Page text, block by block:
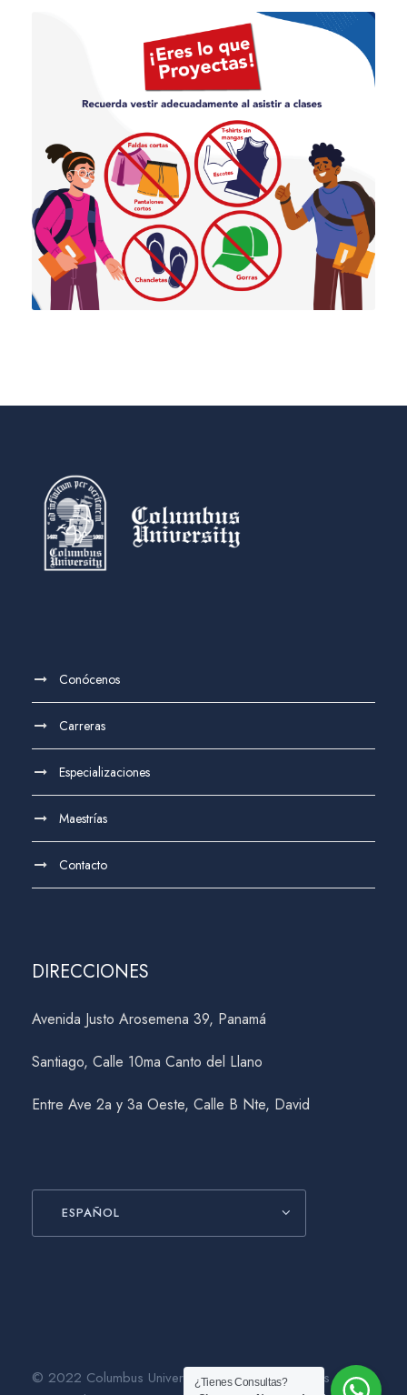
Conócenos
Carreras
Especializaciones
Maestrías
Contacto
DIRECCIONES
Avenida Justo Arosemena 39, Panamá
Santiago, Calle 10ma Canto del Llano
Entre Ave 2a y 3a Oeste, Calle B Nte, David
ESPAÑOL
© 2022 Columbus University. Todos los Derechos
¿Tienes Consultas?